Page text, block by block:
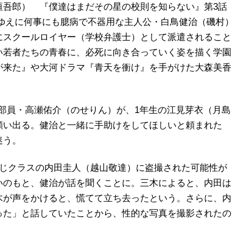
吾郎） 『僕達はまだその星の校則を知らない』第3話
に何事にも臆病で不器用な主人公・白鳥健治（磯村）
クールロイヤー（学校弁護士）として派遣されること
者たちの青春に、必死に向き合っていく姿を描く学園
た』や大河ドラマ『青天を衝け』を手がけた大森美香
・高瀬佑介（のせりん）が、1年生の江見芽衣（月島
出る。健治と一緒に手助けをしてほしいと頼まれた
。
ラスの内田圭人（越山敬達）に盗撮された可能性が
もと、健治が話を聞くことに。三木によると、内田は
声をかけると、慌てて立ち去ったという。さらに、内
」と話していたことから、性的な写真を撮影されたの